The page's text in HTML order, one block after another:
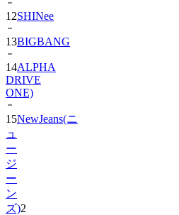
12SHINee
13BIGBANG
14ALPHA
DRIVE
ONE)
15NewJeans(ニ
ュ
ー
ジ
ー
ン
ズ)2